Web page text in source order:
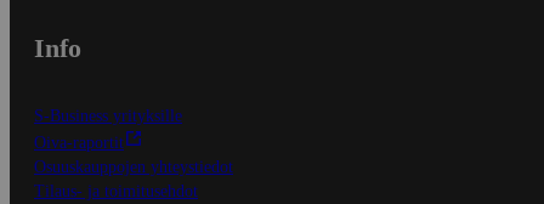
Info
S-Business yrityksille
Oiva-raportit
Osuuskauppojen yhteystiedot
Tilaus- ja toimitusehdot